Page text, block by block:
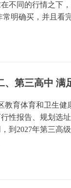
不同的行情之下
常明确买，并且看
、第三高中 满
教育体育和卫生健
性报告、规划选
到2027年第三高